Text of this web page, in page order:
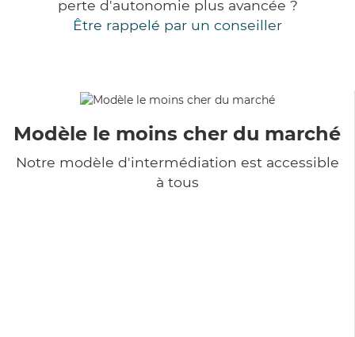
perte d'autonomie plus avancée ?
Être rappelé par un conseiller
Modèle le moins cher du marché
Notre modèle d'intermédiation est accessible
à tous